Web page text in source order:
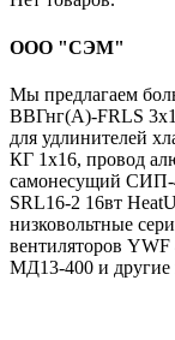
ООО "СЭМ"
Мы предлагаем
ВВГнг(A)-FRLS
для удлинителей
КГ 1х16, провод
самонесущий СИП-
SRL16-2 16вт
низковольтные
вентиляторов
МД13-400 и